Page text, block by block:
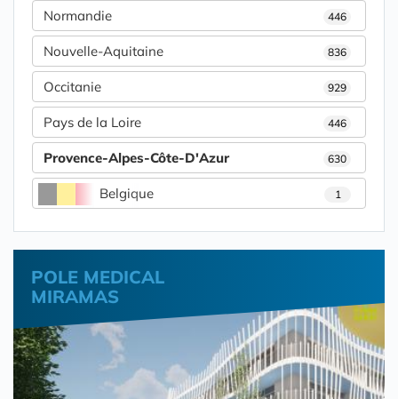
Normandie 446
Nouvelle-Aquitaine 836
Occitanie 929
Pays de la Loire 446
Provence-Alpes-Côte-D'Azur 630
Belgique 1
POLE MEDICAL
MIRAMAS